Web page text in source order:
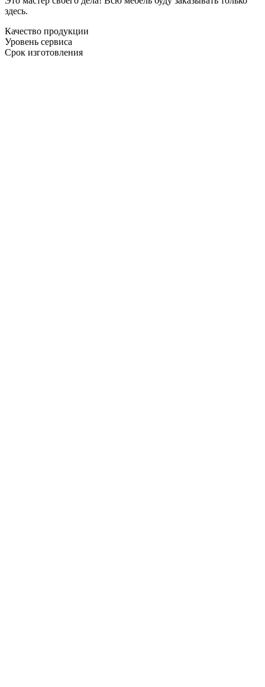
здесь.
Качество продукции
Уровень сервиса
Срок изготовления